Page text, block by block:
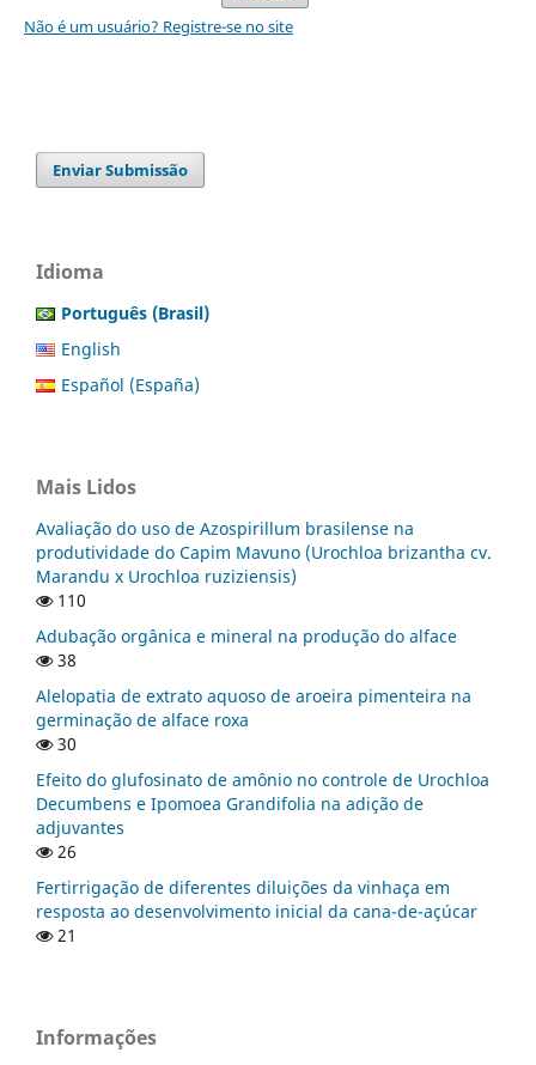
Não é um usuário? Registre-se no site
Enviar Submissão
Idioma
Português (Brasil)
English
Español (España)
Mais Lidos
Avaliação do uso de Azospirillum brasilense na
produtividade do Capim Mavuno (Urochloa brizantha cv.
Marandu x Urochloa ruziziensis)
110
Adubação orgânica e mineral na produção do alface
38
Alelopatia de extrato aquoso de aroeira pimenteira na
germinação de alface roxa
30
Efeito do glufosinato de amônio no controle de Urochloa
Decumbens e Ipomoea Grandifolia na adição de
adjuvantes
26
Fertirrigação de diferentes diluições da vinhaça em
resposta ao desenvolvimento inicial da cana-de-açúcar
21
Informações